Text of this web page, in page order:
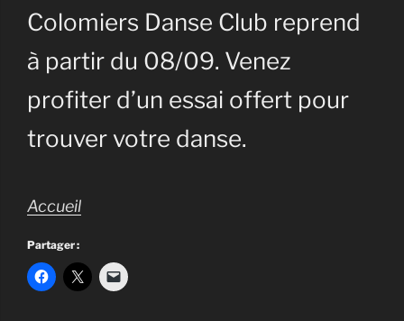
Colomiers Danse Club reprend
à partir du 08/09. Venez
profiter d’un essai offert pour
trouver votre danse.
Accueil
Partager :